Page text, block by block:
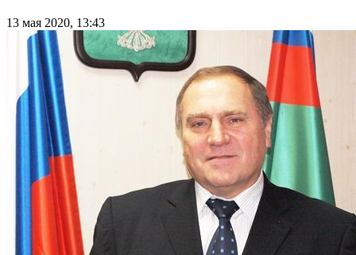
13 мая 2020, 13:43